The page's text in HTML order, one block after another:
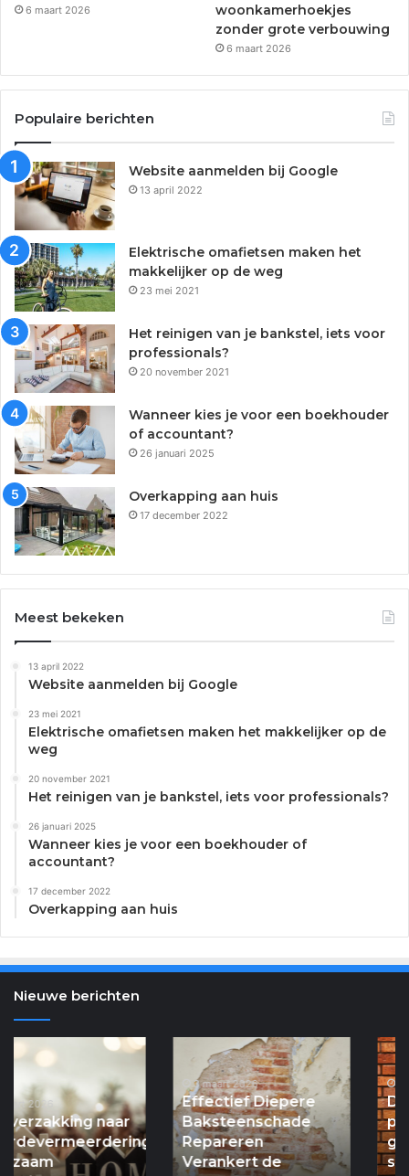
6 maart 2026
woonkamerhoekjes
zonder grote verbouwing
6 maart 2026
Populaire berichten
Website aanmelden bij Google
13 april 2022
Elektrische omafietsen maken het
makkelijker op de weg
23 mei 2021
Het reinigen van je bankstel, iets voor
professionals?
20 november 2021
Wanneer kies je voor een boekhouder
of accountant?
26 januari 2025
Overkapping aan huis
17 december 2022
Meest bekeken
13 april 2022
Website aanmelden bij Google
23 mei 2021
Elektrische omafietsen maken het makkelijker op de
weg
20 november 2021
Het reinigen van je bankstel, iets voor professionals?
26 januari 2025
Wanneer kies je voor een boekhouder of
accountant?
17 december 2022
Overkapping aan huis
Nieuwe berichten
Diepere
Baksteenschade
Repareren
Verankert
de
Toekomst
3 maart 2026
Effectief Diepere
Baksteenschade
Repareren
Verankert de
De
onzichtbare
pilaren
van
jouw
gevel:
waarom
3 maart 2026
De onzichtbare
pilaren van jouw
gevel: waarom
spouwankers